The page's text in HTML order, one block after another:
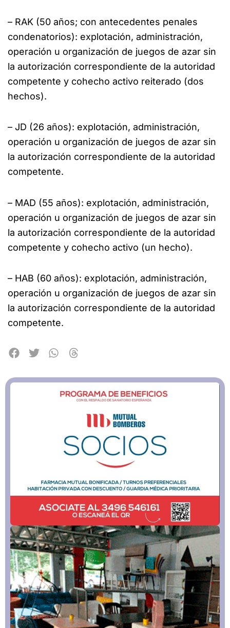
– RAK (50 años; con antecedentes penales
condenatorios): explotación, administración,
operación u organización de juegos de azar sin
la autorización correspondiente de la autoridad
competente y cohecho activo reiterado (dos
hechos).
– JD (26 años): explotación, administración,
operación u organización de juegos de azar sin
la autorización correspondiente de la autoridad
competente.
– MAD (55 años): explotación, administración,
operación u organización de juegos de azar sin
la autorización correspondiente de la autoridad
competente y cohecho activo (un hecho).
– HAB (60 años): explotación, administración,
operación u organización de juegos de azar sin
la autorización correspondiente de la autoridad
competente.